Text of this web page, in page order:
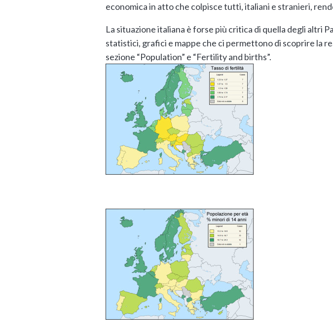
economica in atto che colpisce tutti, italiani e stranieri,
La situazione italiana è forse più critica di quella degli altri
statistici, grafici e mappe che ci permettono di scoprire la
sezione “Population” e “Fertility and births”.